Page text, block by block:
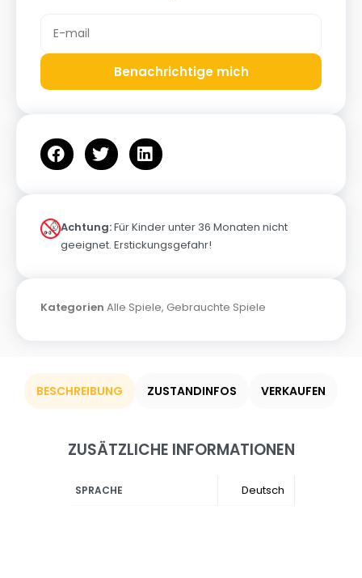
Benachrichtige mich
Achtung:Für Kinder unter 36 Monaten nicht
geeignet. Erstickungsgefahr!
Kategorien Alle Spiele, Gebrauchte Spiele
BESCHREIBUNG ZUSTANDINFOS VERKAUFEN
ZUSÄTZLICHE INFORMATIONEN
SPRACHE Deutsch